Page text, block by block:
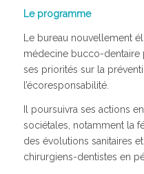
Le programme
Le bureau nouvellement
médecine bucco-dentaire
ses priorités sur la
l’écoresponsabilité.
Il poursuivra ses actions
sociétales, notamment la
des évolutions sanitaires
chirurgiens-dentistes en